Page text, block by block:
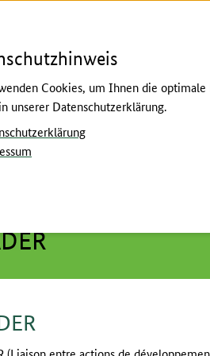
Cookies, um Ihnen die
unserer Datenschutzerklärung.